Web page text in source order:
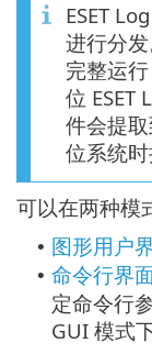
ESET
进行分
完整运
位 ESET
件会提
位系统时
可以在两种模
• 图形用户
• 命令行界
定命令行
GUI 模式